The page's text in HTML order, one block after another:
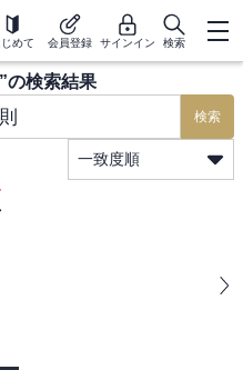
めて 会員登録 サインイン 検索
”の検索結果
検索
一致度順